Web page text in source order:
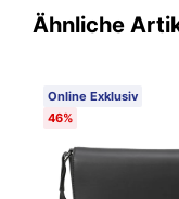
Ähnliche
Online Exklusiv
46%